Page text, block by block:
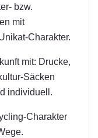
bzw.
mit
Charakter.
mit: Drucke,
Säcken
individuell.
Charakter